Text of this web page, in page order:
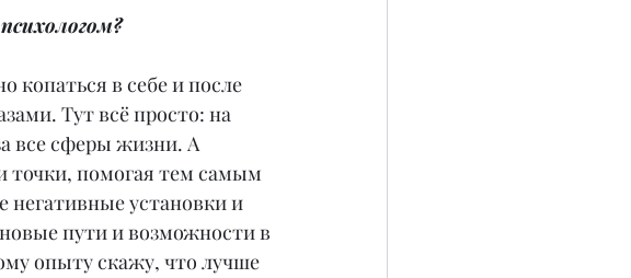
копаться в себе и после
Тут всё просто: на
все сферы жизни. А
точки, помогая тем самым
негативные установки и
пути и возможности в
опыту скажу, что лучше